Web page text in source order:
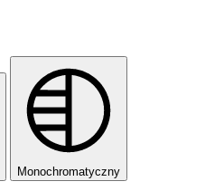
Monochromatyczny